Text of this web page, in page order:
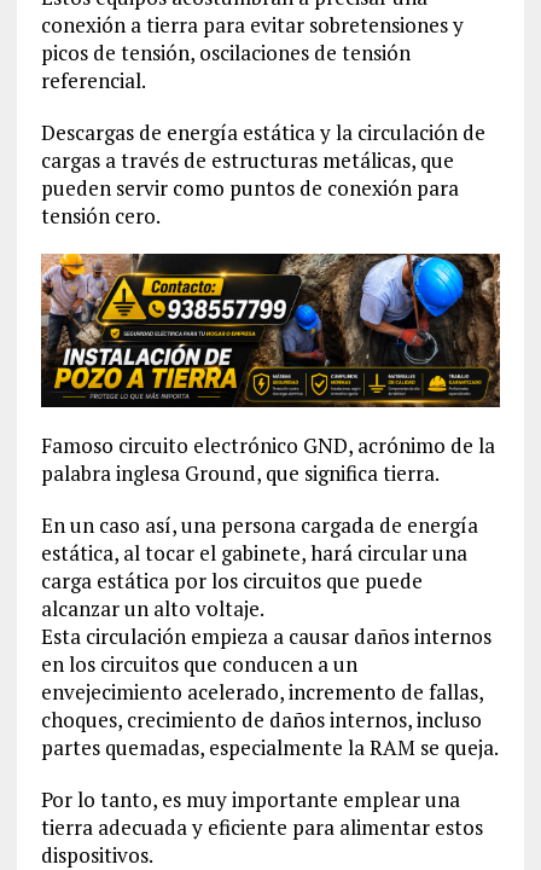
conexión a tierra para evitar sobretensiones y
picos de tensión, oscilaciones de tensión
referencial.
Descargas de energía estática y la circulación de
cargas a través de estructuras metálicas, que
pueden servir como puntos de conexión para
tensión cero.
Famoso circuito electrónico GND, acrónimo de la
palabra inglesa Ground, que significa tierra.
En un caso así, una persona cargada de energía
estática, al tocar el gabinete, hará circular una
carga estática por los circuitos que puede
alcanzar un alto voltaje.
Esta circulación empieza a causar daños internos
en los circuitos que conducen a un
envejecimiento acelerado, incremento de fallas,
choques, crecimiento de daños internos, incluso
partes quemadas, especialmente la RAM se queja.
Por lo tanto, es muy importante emplear una
tierra adecuada y eficiente para alimentar estos
dispositivos.